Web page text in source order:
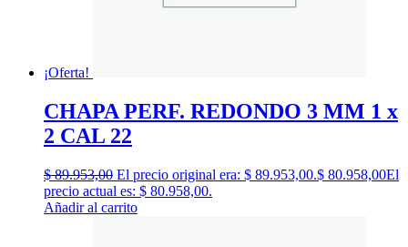
¡Oferta!
CHAPA PERF. REDONDO 3 MM 1 x
2 CAL 22
$89.953,00 El precio original era: $ 89.953,00.$ 80.958,00El
precio actual es: $ 80.958,00.
Añadir al carrito